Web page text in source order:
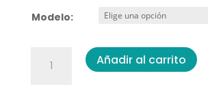
Modelo:
Abecedario Añadir al carrito